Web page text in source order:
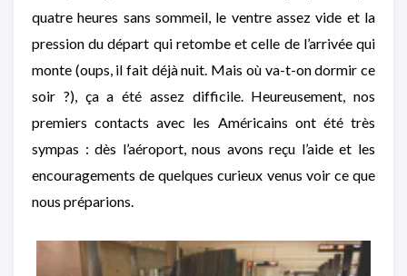
quatre heures sans sommeil, le ventre assez vide et la
pression du départ qui retombe et celle de l’arrivée qui
monte (oups, il fait déjà nuit. Mais où va-t-on dormir ce
soir ?), ça a été assez difficile. Heureusement, nos
premiers contacts avec les Américains ont été très
sympas : dès l’aéroport, nous avons reçu l’aide et les
encouragements de quelques curieux venus voir ce que
nous préparions.